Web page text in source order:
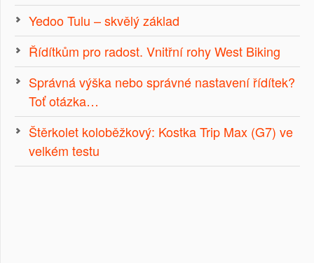
Yedoo Tulu – skvělý základ
Řídítkům pro radost. Vnitřní rohy West Biking
Správná výška nebo správné nastavení řídítek?
Toť otázka…
Štěrkolet koloběžkový: Kostka Trip Max (G7) ve
velkém testu